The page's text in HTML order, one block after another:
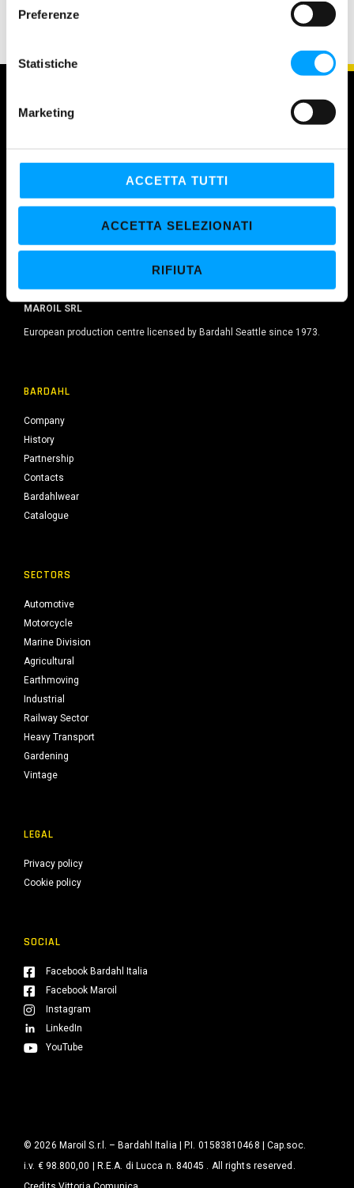
o
Preferenze
Statistiche
Marketing
ACCETTA TUTTI
ACCETTA SELEZIONATI
RIFIUTA
MAROIL SRL
European production centre licensed by Bardahl Seattle since 1973.
BARDAHL
Company
History
Partnership
Contacts
Bardahlwear
Catalogue
SECTORS
Automotive
Motorcycle
Marine Division
Agricultural
Earthmoving
Industrial
Railway Sector
Heavy Transport
Gardening
Vintage
LEGAL
Privacy policy
Cookie policy
SOCIAL
Facebook Bardahl Italia
Facebook Maroil
Instagram
LinkedIn
YouTube
© 2026 Maroil S.r.l. – Bardahl Italia | P.I. 01583810468 | Cap.soc.
i.v. € 98.800,00 | R.E.A. di Lucca n. 84045 . All rights reserved.